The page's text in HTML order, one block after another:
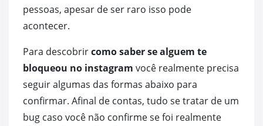
pessoas, apesar de ser raro isso pode
acontecer.
Para descobrircomo saber se alguem te
bloqueou no instagram você realmente precisa
seguir algumas das formas abaixo para
confirmar. Afinal de contas, tudo se tratar de um
bug caso você não confirme se foi realmente